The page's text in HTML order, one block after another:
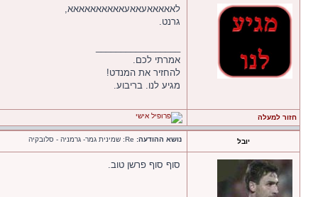
לאאאאאעאאעאאאאאאאאאא,
גרנט.
אמרתי לכם.
להחזיר את המנדט!
מגיע לנו. בריבוע.
חזור למעלה
יובל נושא ההודעה:
סוף סוף פרשן טוב.